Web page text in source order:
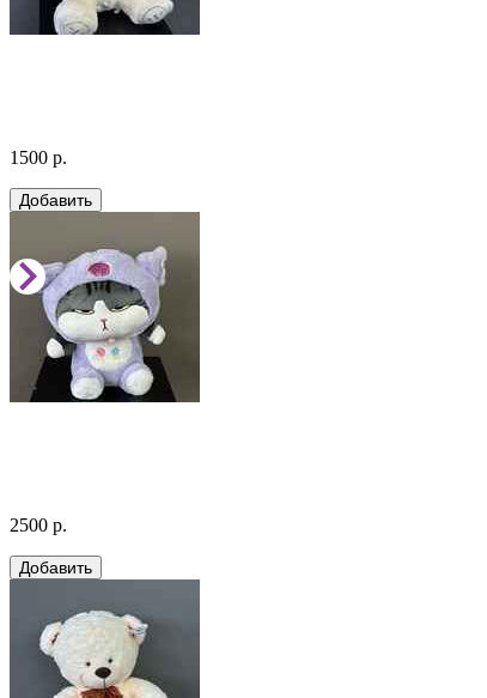
1500 р.
2500 р.